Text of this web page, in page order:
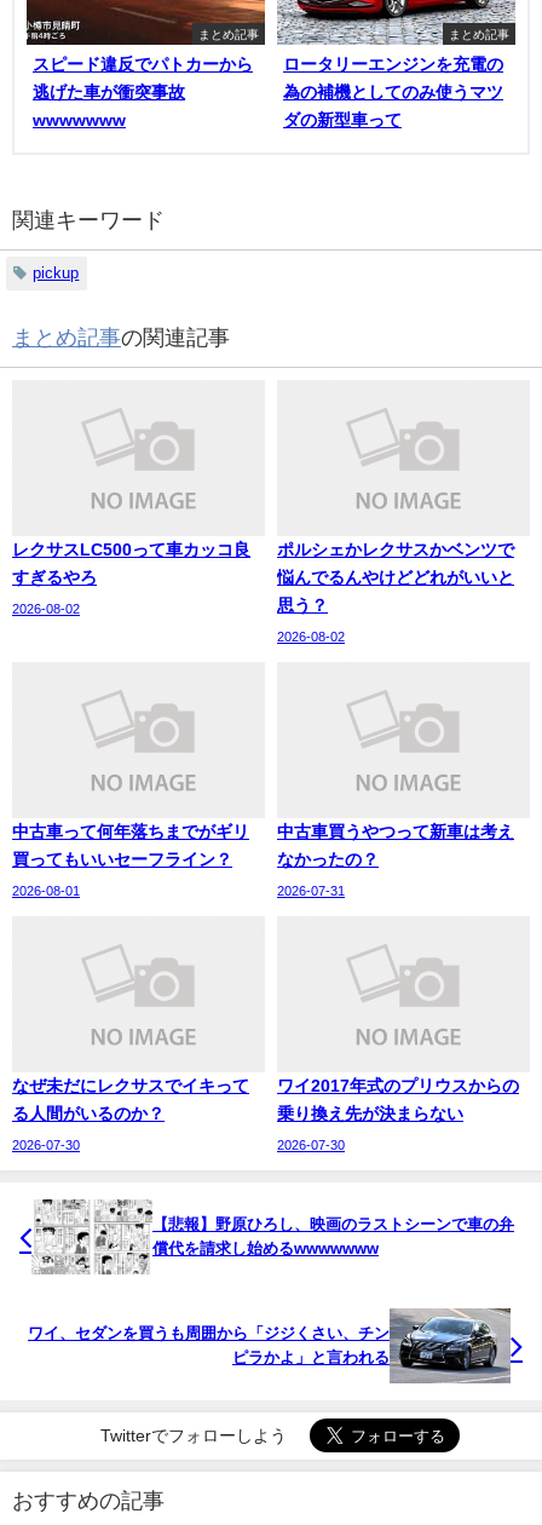
まとめ記事
スピード違反でパトカーから
逃げた車が衝突事故
wwwwwww
まとめ記事
ロータリーエンジンを充電の
為の補機としてのみ使うマツ
ダの新型車って
関連キーワード
pickup
まとめ記事の関連記事
レクサスLC500って車カッコ良
すぎるやろ
2026-08-02
ポルシェかレクサスかベンツで
悩んでるんやけどどれがいいと
思う？
2026-08-02
中古車って何年落ちまでがギリ
買ってもいいセーフライン？
2026-08-01
中古車買うやつって新車は考え
なかったの？
2026-07-31
なぜ未だにレクサスでイキって
る人間がいるのか？
2026-07-30
ワイ2017年式のプリウスからの
乗り換え先が決まらない
2026-07-30
【悲報】野原ひろし、映画のラストシーンで車の弁
償代を請求し始めるwwwwwww
ワイ、セダンを買うも周囲から「ジジくさい、チン
ピラかよ」と言われる
Twitterでフォローしよう
おすすめの記事